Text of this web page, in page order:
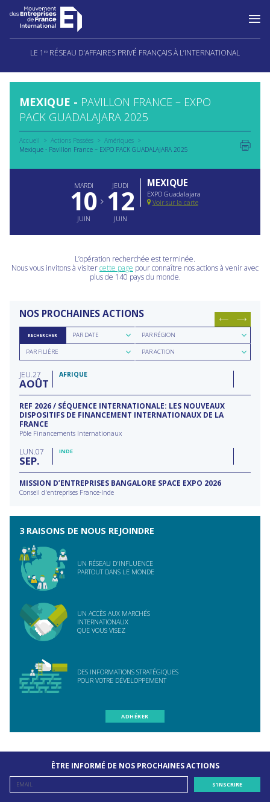
Aller
LE 1 ER RÉSEAU D’AFFAIRES PRIVÉ FRANÇAIS À L’INTERNATIONAL
MEXIQUE - PAVILLON FRANCE – EXPO
PACK GUADALAJARA 2025
Accueil Actions Passées
Amériques
Mexique - Pavillon France – EXPO PACK GUADALAJARA 2025
MARDI
10
JUIN
JEUDI
12
JUIN
MEXIQUE
EXPO Guadalajara
Voir sur la carte
L’opération recherchée est terminée.
Nous vous invitons à visitercette page pour connaître nos actions à venir avec
plus de 140 pays du monde.
NOS PROCHAINES ACTIONS
RECHERCHER
Rechercher
parPAR DATE
Rechercher
par
région
PAR RÉGION
Rechercher
parPAR FILIÈRE
Rechercher
parPAR ACTION
JEU 27
AOÛT
AFRIQUE
REF 2026 / SÉQUENCE INTERNATIONALE: LES NOUVEAUX
DISPOSITIFS DE FINANCEMENT INTERNATIONAUX DE LA
FRANCE
Pôle Financements Internationaux
LUN 07
SEP
INDE
MISSION D’ENTREPRISES BANGALORE SPACE EXPO 2026
Conseil d'entreprises France-Inde
3 RAISONS DE NOUS REJOINDRE
UN RÉSEAU D'INFLUENCE
PARTOUT DANS LE MONDE
UN ACCÈS AUX MARCHÉS
INTERNATIONAUX
QUE VOUS VISEZ
DES INFORMATIONS STRATÉGIQUES
POUR VOTRE DÉVELOPPEMENT
ADHÉRER
ÊTRE INFORMÉ DE NOS PROCHAINES ACTIONS